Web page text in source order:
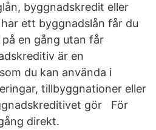
byggnadskredit eller
ett byggnadslån får du
en gång utan får
är en
du kan använda i
tillbyggnationer eller
gör För
direkt.